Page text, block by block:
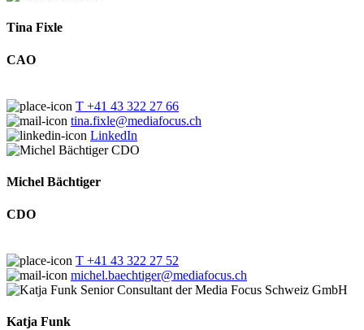
Tina Fixle
CAO
T +41 43 322 27 66
tina.fixle@mediafocus.ch
LinkedIn
Michel Bächtiger
CDO
T +41 43 322 27 52
michel.baechtiger@mediafocus.ch
Katja Funk